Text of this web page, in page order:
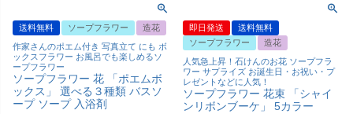
送料無料 ソープフラワー
造花
作家さんのポエム付き 写真立て にも ボ
ックスフラワー お風呂でも楽しめるソ
ープフラワー
ソープフラワー 花 「ポエムボ
ックス」 選べる３種類 バスソ
ープ ソープ 入浴剤
即日発送
送料無料
ソープフラワー
造花
人気急上昇！石けんのお花 ソープフラ
ワー サプライズ お誕生日・お祝い・プ
レゼントなどに人気！
ソープフラワー 花束 「シャイ
ンリボンブーケ」 5カラー